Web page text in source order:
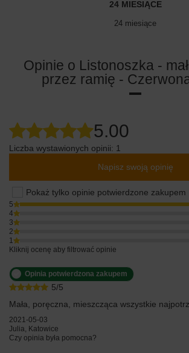
24 MIESIĄCE
24 miesiące
Opinie o Listonoszka -
przez ramię -
5.00
Liczba wystawionych opinii: 1
Napisz swoją opinię
Pokaż tylko opinie potwierdzone zakupem
5
4
3
2
1
Kliknij ocenę aby filtrować opinie
5/5
Opinia potwierdzona zakupem
Mała, poręczna, mieszcząca wszystkie
2021-05-03
Julia, Katowice
Czy opinia była pomocna?